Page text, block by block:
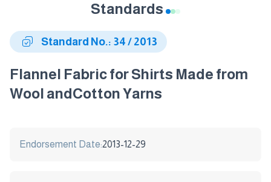
Standards
Standard No.: 34 / 2013
Flannel Fabric for Shirts Made from
Wool andCotton Yarns
Endorsement Date:2013-12-29